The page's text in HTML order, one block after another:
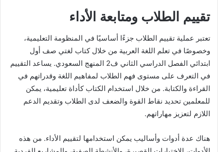
تقييم الطلاب ومتابعة الأداء
تعتبر عملية تقييم الطلاب جزءًا أساسيًا في المنظومة التعليمية،
وخصوصًا في تعلم اللغة العربية من خلال كتاب لغتي صف أول
ابتدائي الفصل الدراسي الثاني ف2 المنهج السعودي. يساعد التقييم
في التعرف على مستوى فهم الطلاب لمفاهيم اللغة وقدراتهم في
القراءة والكتابة. من خلال استخدام الكتاب كأداة تعليمية، يمكن
للمعلمين تحديد نقاط القوة والضعف لدى الطلاب وتقديم الدعم
اللازم لتعزيز مهاراتهم.
هناك عدة أدوات وأساليب يمكن استخدامها لتقييم الأداء. من هذه